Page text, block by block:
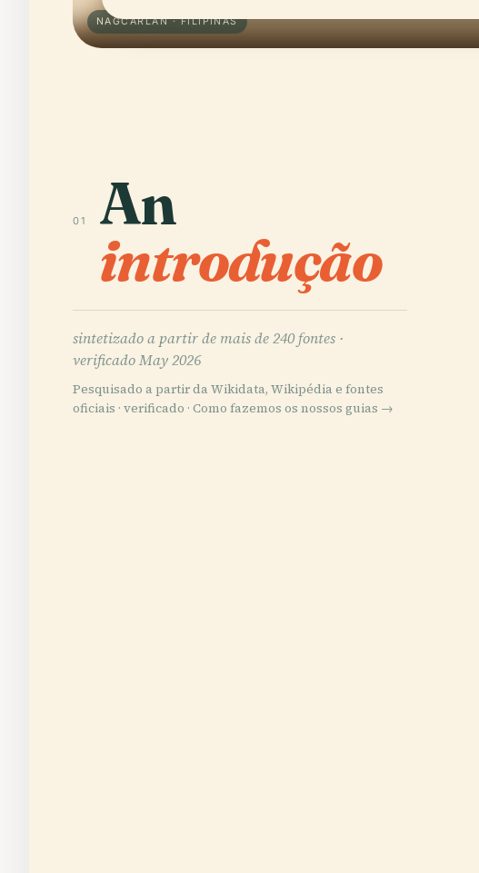
NAGCARLAN · FILIPINAS
01 An
introdução
sintetizado a partir de mais de 240 fontes ·
verificado May 2026
Pesquisado a partir da Wikidata, Wikipédia e fontes
oficiais · verificado · Como fazemos os nossos guias →